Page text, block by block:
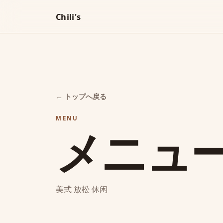
Chili's
← トップへ戻る
MENU
メニュ
美式 放松 休闲